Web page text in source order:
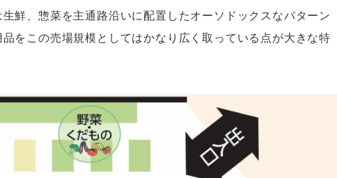
鮮、惣菜を主通路沿いに配置したオーソドックスなパターン
をこの売場規模としてはかなり広く取っている点が大きな特